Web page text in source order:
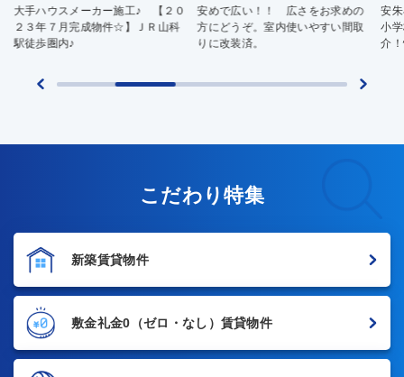
大手ハウスメーカー施工♪ 【２０
２３年７月完成物件☆】ＪＲ山科
駅徒歩圏内♪
安めで広い！！ 広さをお求めの
方にどうぞ。室内使いやすい間取
りに改装済。
安
小
介
こだわり特集
新築賃貸物件
敷金礼金0 （ゼロ・なし）賃貸物件